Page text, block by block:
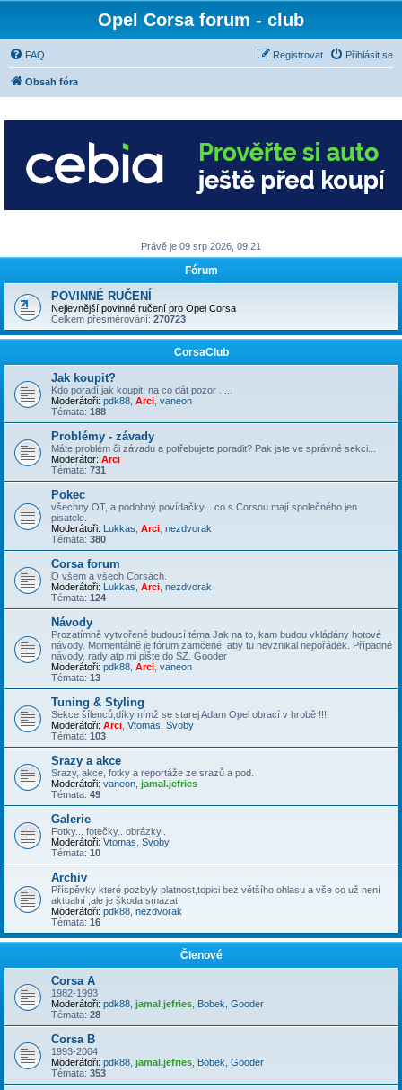
Opel Corsa forum - club
FAQ Přihlásit se
Registrovat
Obsah fóra
Právě je 09 srp 2026, 09:21
Fórum
POVINNÉ RUČENÍ
Nejlevnější povinné ručení pro Opel Corsa
Celkem přesměrování: 270723
CorsaClub
Jak koupit?
Kdo poradí jak koupit, na co dát pozor .....
Moderátoři: pdk88 Arci vaneon
Témata: 188
Problémy - závady
Máte problém či závadu a potřebujete poradit? Pak jste ve správné sekci...
Moderátor: Arci
Témata: 731
Pokec
všechny OT, a podobný povídačky... co s Corsou mají společného jen
pisatele.
Moderátoři: Lukkas Arci nezdvorak
Témata: 380
Corsa forum
O všem a všech Corsách.
Moderátoři: Lukkas Arci nezdvorak
Témata: 124
Návody
Prozatímně vytvořené budoucí téma Jak na to, kam budou vkládány hotové
návody. Momentálně je fórum zamčené, aby tu nevznikal nepořádek. Případné
návody, rady atp mi pište do SZ. Gooder
Moderátoři: pdk88 Arci vaneon
Témata: 13
Tuning & Styling
Sekce šílenců,díky nímž se starej Adam Opel obrací v hrobě !!!
Moderátoři: Arci Vtomas Svoby
Témata: 103
Srazy a akce
Srazy, akce, fotky a reportáže ze srazů a pod.
Moderátoři: vaneon jamal.jefries
Témata: 49
Galerie
Fotky... fotečky.. obrázky..
Moderátoři: Vtomas Svoby
Témata: 10
Archiv
Příspěvky které pozbyly platnost,topici bez většího ohlasu a vše co už není
aktualní ,ale je škoda smazat
Moderátoři: pdk88 nezdvorak
Témata: 16
Členové
Corsa A
1982-1993
Moderátoři: pdk88 jamal.jefries Bobek Gooder
Témata: 28
Corsa B
1993-2004
Moderátoři: pdk88 jamal.jefries Bobek Gooder
Témata: 353